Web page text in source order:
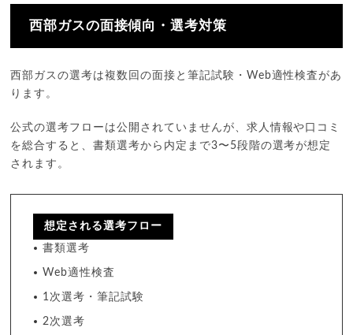
西部ガスの面接傾向・選考対策
西部ガスの選考は複数回の面接と筆記試験・Web適性検査があ
ります。
公式の選考フローは公開されていませんが、求人情報や口コミ
を総合すると、書類選考から内定まで3〜5段階の選考が想定
されます。
想定される選考フロー
書類選考
Web適性検査
1次選考・筆記試験
2次選考